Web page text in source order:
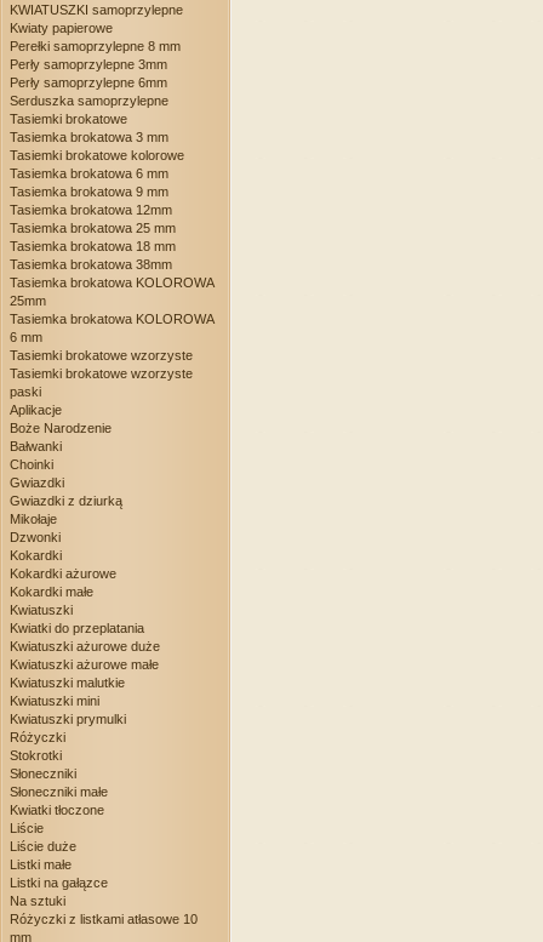
KWIATUSZKI samoprzylepne
Kwiaty papierowe
Perełki samoprzylepne 8 mm
Perły samoprzylepne 3mm
Perły samoprzylepne 6mm
Serduszka samoprzylepne
Tasiemki brokatowe
Tasiemka brokatowa 3 mm
Tasiemki brokatowe kolorowe
Tasiemka brokatowa 6 mm
Tasiemka brokatowa 9 mm
Tasiemka brokatowa 12mm
Tasiemka brokatowa 25 mm
Tasiemka brokatowa 18 mm
Tasiemka brokatowa 38mm
Tasiemka brokatowa KOLOROWA
25mm
Tasiemka brokatowa KOLOROWA
6 mm
Tasiemki brokatowe wzorzyste
Tasiemki brokatowe wzorzyste
paski
Aplikacje
Boże Narodzenie
Bałwanki
Choinki
Gwiazdki
Gwiazdki z dziurką
Mikołaje
Dzwonki
Kokardki
Kokardki ażurowe
Kokardki małe
Kwiatuszki
Kwiatki do przeplatania
Kwiatuszki ażurowe duże
Kwiatuszki ażurowe małe
Kwiatuszki malutkie
Kwiatuszki mini
Kwiatuszki prymulki
Różyczki
Stokrotki
Słoneczniki
Słoneczniki małe
Kwiatki tłoczone
Liście
Liście duże
Listki małe
Listki na gałązce
Na sztuki
Różyczki z listkami atłasowe 10
mm